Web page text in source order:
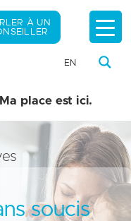
EN
À UN
place est ici.
soucis